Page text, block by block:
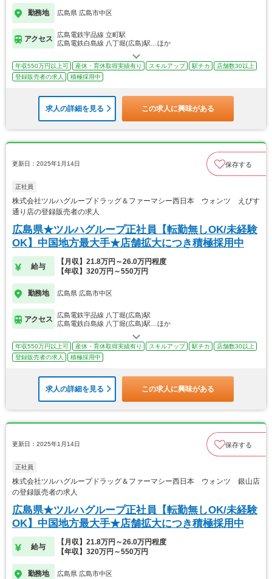
勤務地 広島県 広島市中区
アクセス
広島電鉄宇品線 立町駅
広島電鉄白島線 八丁堀(広島)駅…ほか
年収550万円以上可 産休・育休取得実績有り スキルアップ 駅チカ
店舗数30以上
登録販売者の求人
積極採用中
求人の詳細を見る この求人に興味がある
更新日：2025年1月14日 保存する
正社員
株式会社ツルハグループドラッグ＆ファーマシー西日本 ウォンツ えびす
通り店の登録販売者の求人
広島県★ツルハグループ正社員【転勤無しOK/未経験
OK】中国地方最大手★店舗拡大につき積極採用中
給与
【月収】21.8万円～26.0万円程度
【年収】320万円～550万円
勤務地 広島県 広島市中区
アクセス
広島電鉄宇品線 八丁堀(広島)駅
広島電鉄白島線 八丁堀(広島)駅…ほか
年収550万円以上可 産休・育休取得実績有り スキルアップ 駅チカ
店舗数30以上
登録販売者の求人
積極採用中
求人の詳細を見る この求人に興味がある
更新日：2025年1月14日 保存する
正社員
株式会社ツルハグループドラッグ＆ファーマシー西日本 ウォンツ 銀山店
の登録販売者の求人
広島県★ツルハグループ正社員【転勤無しOK/未経験
OK】中国地方最大手★店舗拡大につき積極採用中
給与
【月収】21.8万円～26.0万円程度
【年収】320万円～550万円
勤務地 広島県 広島市中区